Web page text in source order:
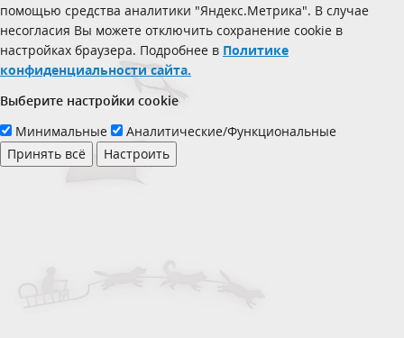
помощью средства аналитики "Яндекс.Метрика". В случае
несогласия Вы можете отключить сохранение cookie в
настройках браузера. Подробнее в Политике
конфиденциальности сайта.
Выберите настройки cookie
Минимальные
Аналитические/Функциональные
Принять всё
Настроить